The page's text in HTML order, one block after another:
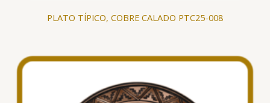
PLATO TÍPICO, COBRE CALADO PTC25-008